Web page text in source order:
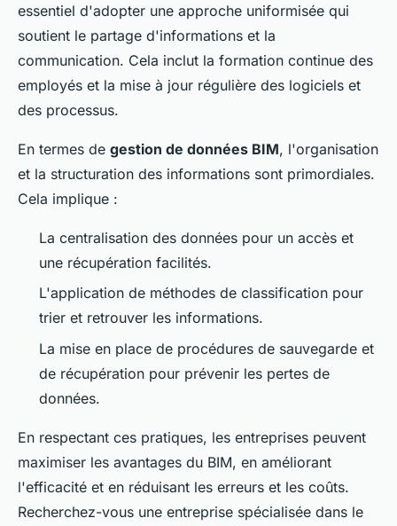
essentiel d'adopter une approche uniformisée qui
soutient le partage d'informations et la
communication. Cela inclut la formation continue des
employés et la mise à jour régulière des logiciels et
des processus.
En termes de gestion de données BIM, l'organisation
et la structuration des informations sont primordiales.
Cela implique :
La centralisation des données pour un accès et
une récupération facilités.
L'application de méthodes de classification pour
trier et retrouver les informations.
La mise en place de procédures de sauvegarde et
de récupération pour prévenir les pertes de
données.
En respectant ces pratiques, les entreprises peuvent
maximiser les avantages du BIM, en améliorant
l'efficacité et en réduisant les erreurs et les coûts.
Recherchez-vous une entreprise spécialisée dans le